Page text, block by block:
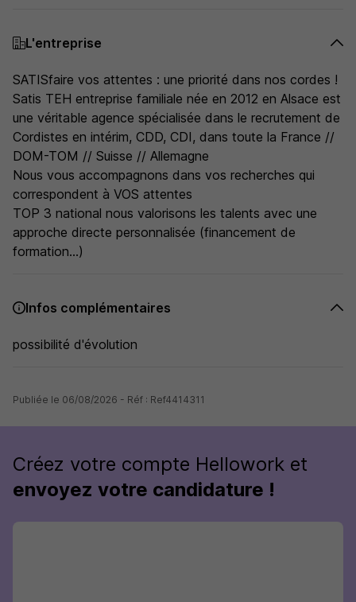
L'entreprise
SATISfaire vos attentes : une priorité dans nos cordes !
Satis TEH entreprise familiale née en 2012 en Alsace est
une véritable agence spécialisée dans le recrutement de
Cordistes en intérim, CDD, CDI, dans toute la France //
DOM-TOM // Suisse // Allemagne
Nous vous accompagnons dans vos recherches qui
correspondent à VOS attentes
TOP 3 national nous valorisons les talents avec une
approche directe personnalisée (financement de
formation...)
Infos complémentaires
possibilité d'évolution
Publiée le 06/08/2026 - Réf : Ref4414311
Créez votre compte Hellowork et
envoyez votre candidature !